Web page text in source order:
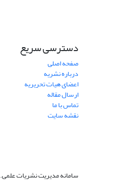
دسترسی سریع
صفحه اصلی
درباره نشریه
اعضای هیات تحریریه
ارسال مقاله
تماس با ما
نقشه سایت
سامانه مدیریت نشریات علمی.